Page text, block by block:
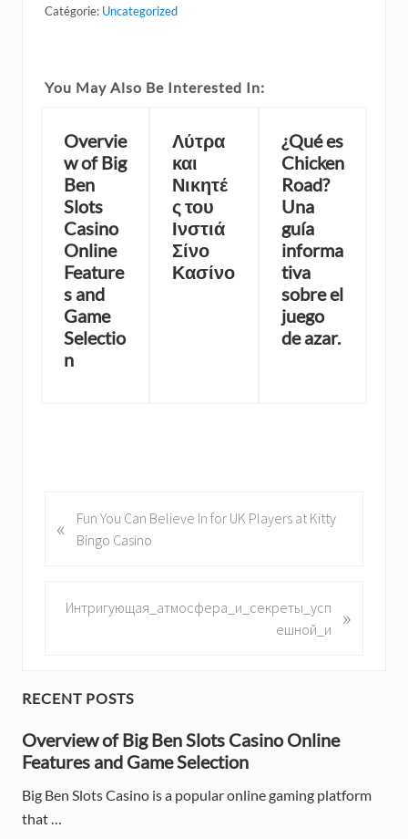
Catégorie: Uncategorized
You May Also Be Interested In:
Overvie
w of Big
Ben
Slots
Casino
Online
Feature
s and
Game
Selectio
n
Λύτρα
και
Νικητέ
ς του
Ινστιά
Σίνο
Κασίνο
¿Qué es
Chicken
Road?
Una
guía
informa
tiva
sobre el
juego
de azar.
r
P
s
t
«
Fun You Can Believe In for UK Players at Kitty
Bingo Casino
N
P
s
t
Интригующая_атмосфера_и_секреты_усп
ешной_и
»
P
r
i
m
RECENT POSTS
Overview of Big Ben Slots Casino Online
Features and Game Selection
Big Ben Slots Casino is a popular online gaming platform
that …